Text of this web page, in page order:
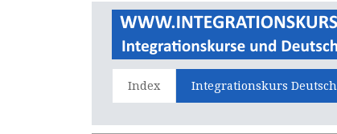
Index Integrationskurs